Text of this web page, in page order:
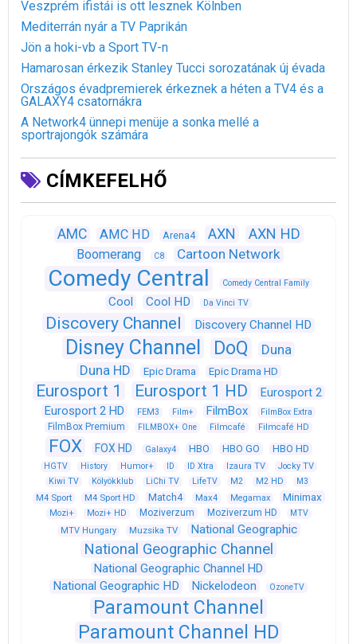
Veszprém ifistái is ott lesznek Kölnben
Mediterrán nyár a TV Paprikán
Jön a hoki-vb a Sport TV-n
Hamarosan érkezik Stanley Tucci sorozatának új évada
Országos évadpremierek érkeznek a héten a TV4 és a
GALAXY4 csatornákra
A Network4 ünnepi menüje a sonka mellé a
sportrajongók számára
CÍMKEFELHŐ
AMC AMC HD Arena4 AXN AXN HD
Boomerang C8 Cartoon Network
Comedy Central Comedy Central Family
Cool Cool HD Da Vinci TV
Discovery Channel Discovery Channel HD
Disney Channel DoQ
Duna
Duna HD
Epic Drama Epic Drama HD
Eurosport 1 Eurosport 1 HD
Eurosport 2
Eurosport 2 HD
FEM3 Film+ FilmBox FilmBox Extra
FilmBox Premium FILMBOX+ One Filmcafé Filmcafé HD
FOX FOX HD Galaxy4 HBO HBO GO HBO HD
HGTV History Humor+ ID ID Xtra Izaura TV
Jocky TV
Kiwi TV
Kölyökklub LiChi TV LifeTV M2 M2 HD M3
M4 Sport M4 Sport HD Match4 Max4 Megamax Minimax
Mozi+ Mozi+ HD Moziverzum Moziverzum HD
MTV
MTV Hungary
Muzsika TV National Geographic
National Geographic Channel
National Geographic Channel HD
National Geographic HD
Nickelodeon OzoneTV
Paramount Channel
Paramount Channel HD